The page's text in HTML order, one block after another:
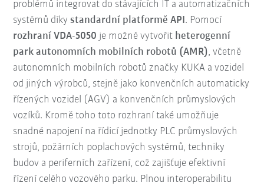
problémů integrovat do stávajících IT a automatizačních
systémů díkystandardní platformě API. Pomocí
rozhraní VDA-5050 je možné vytvořit heterogenní
park autonomních mobilních robotů (AMR), včetně
autonomních mobilních robotů značky KUKA a vozidel
od jiných výrobců, stejně jako konvenčních automaticky
řízených vozidel (AGV) a konvenčních průmyslových
vozíků. Kromě toho toto rozhraní také umožňuje
snadné napojení na řídicí jednotky PLC průmyslových
strojů, požárních poplachových systémů, techniky
budov a periferních zařízení, což zajišťuje efektivní
řízení celého vozového parku. Plnou interoperabilitu